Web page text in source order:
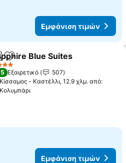
Εμφάνιση τιμών
Προσθήκη στα αγαπημένα
Blue Suites
Εξαιρετικό
507
Κίσσαμος - Καστέλλι, 12.9 χλμ. από:
Κολυμπάρι
Εμφάνιση τιμών